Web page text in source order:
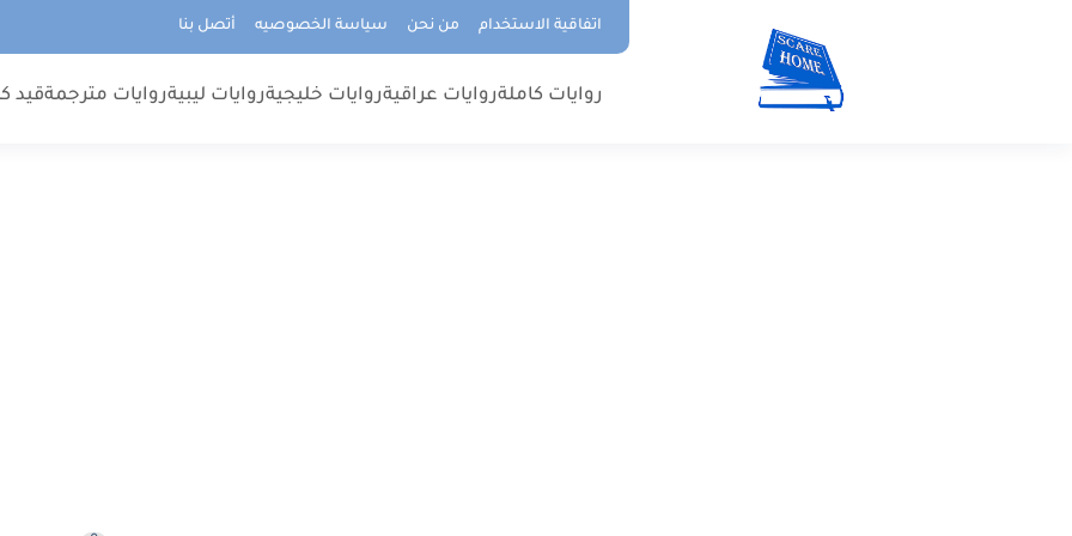
اتفاقية الاستخدام من نحن سياسة الخصوصيه أتصل بنا
روايات كاملةروايات عراقيةروايات خليجيةروايات ليبيةروايات مترجمةقيد